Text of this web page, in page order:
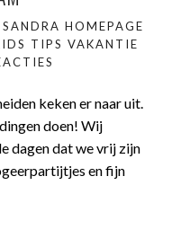
HOMEPAGE
TIPS VAKANTIE
keken er naar uit.
doen! Wij
dagen dat we vrij zijn
en fijn